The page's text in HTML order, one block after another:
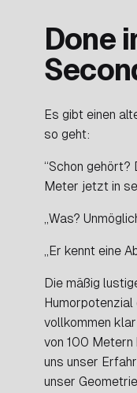
Done
Es gibt einen
so geht:
“Schon
Meter jetzt in
„Was?
„Er kennt eine
Die mäßig
vollkommen
von 100 Metern
uns unser
unser